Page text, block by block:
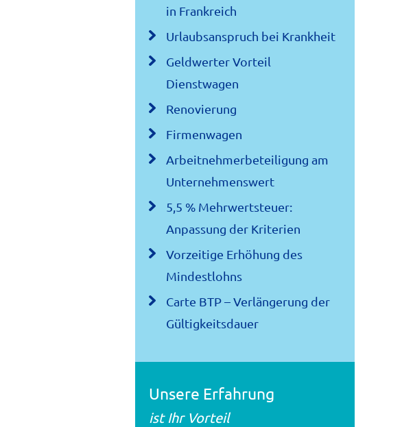
in Frankreich
Urlaubsanspruch bei Krankheit
Geldwerter Vorteil
Dienstwagen
Renovierung
Firmenwagen
Arbeitnehmerbeteiligung am
Unternehmenswert
5,5 % Mehrwertsteuer:
Anpassung der Kriterien
Vorzeitige Erhöhung des
Mindestlohns
Carte BTP – Verlängerung der
Gültigkeitsdauer
Unsere Erfahrung
ist Ihr Vorteil